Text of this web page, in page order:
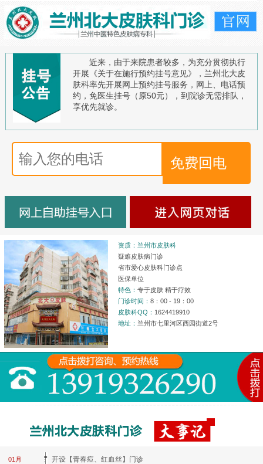
近来，由于来院患者较多，为充分贯彻执行
开展《关于在施行预约挂号意见》，兰州北大皮
肤科率先开展网上预约挂号服务，网上、电话预
约，免医生挂号（原50元），到院诊无需排队，
享优先就诊。
资质：兰州市皮肤科
疑难皮肤病门诊
省市爱心皮肤科门诊点
医保单位
特色：专于皮肤 精于疗效
门诊时间：8：00 - 19：00
皮肤科QQ： 1624419910
地址： 兰州市七里河区西园街道2号
01月
开设【青春痘、红血丝】门诊